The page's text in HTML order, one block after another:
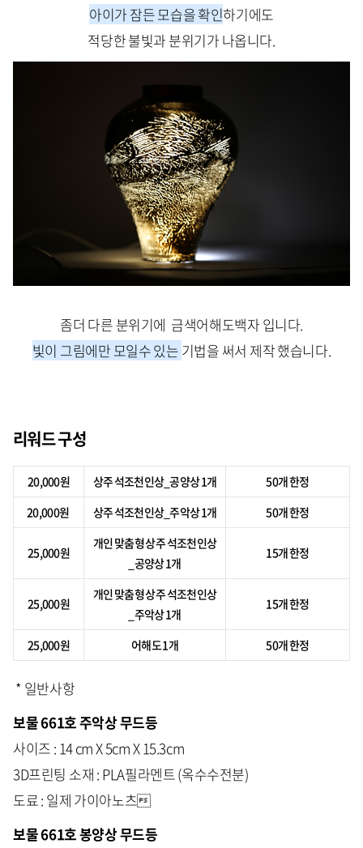
아이가 잠든 모습을 확인하기에도
적당한 불빛과 분위기가 나옵니다.
좀더 다른 분위기에 금색어해도백자 입니다.
빛이 그림에만 모일수 있는 기법을 써서 제작 했습니다.
리워드 구성
20,000원 상주 석조천인상_공양상 1개
50개 한정
20,000원
상주 석조천인상_주악상 1개 50개 한정
25,000원
개인 맞춤형 상주 석조천인상
_공양상 1개
15개 한정
25,000원
개인 맞춤형 상주 석조천인상
_주악상 1개
15개 한정
25,000원 어해도 1개 50개 한정
* 일반사항
보물 661호 주악상 무드등
사이즈 : 14 cm X 5cm X 15.3cm
3D프린팅 소재 : PLA필라멘트 (옥수수전분)
도료 : 일제 가이아노츠
보물 661호 봉양상 무드등